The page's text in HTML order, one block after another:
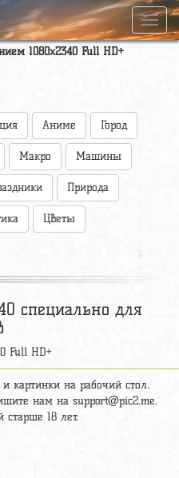
1080x2340 Full HD+
Аниме Город
Макро Машины
Природа
Цветы
специально для
Full HD+
картинки на рабочий стол.
нам на support@pic2.me.
старше 18 лет.